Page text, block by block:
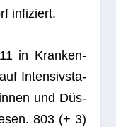
infiziert.
in Kran­ken­
Inten­siv­sta­
und Düs­
803 (+ 3)